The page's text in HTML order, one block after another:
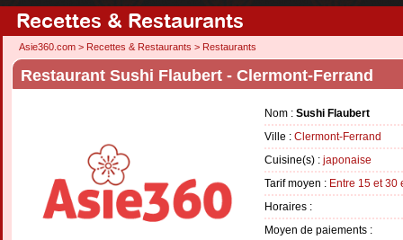
Recettes & Restaurants
Asie360.com > Recettes & Restaurants > Restaurants
Restaurant Sushi Flaubert - Clermont-Ferrand
Nom : Sushi Flaubert
Ville : Clermont-Ferrand
Cuisine(s) : japonaise
Tarif moyen : Entre 15 et 30
Horaires :
Moyen de paiements :